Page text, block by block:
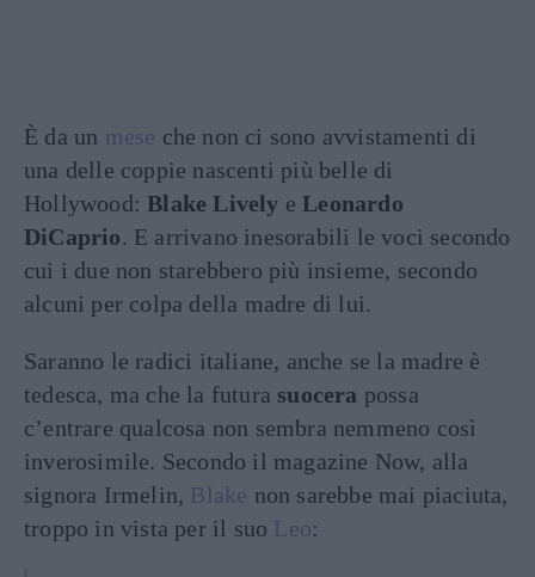
È da un mese che non ci sono avvistamenti di
una delle coppie nascenti più belle di
Hollywood:Blake Lively eLeonardo
DiCaprio. E arrivano inesorabili le voci secondo
cui i due non starebbero più insieme, secondo
alcuni per colpa della madre di lui.
Saranno le radici italiane, anche se la madre è
tedesca, ma che la futura suocera possa
c’entrare qualcosa non sembra nemmeno così
inverosimile. Secondo il magazine Now, alla
signora Irmelin, Blake non sarebbe mai piaciuta,
troppo in vista per il suo Leo: